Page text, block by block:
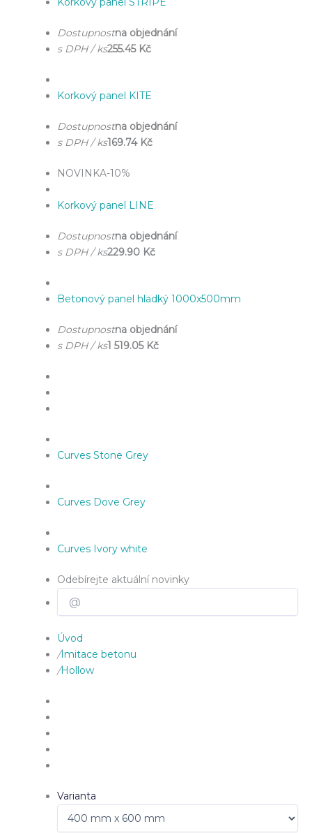
Dostupnostna objednání
s DPH / ks255.45 Kč
Korkový panel KITE
Dostupnostna objednání
s DPH / ks169.74 Kč
NOVINKA-10%
Korkový panel LINE
Dostupnostna objednání
s DPH / ks229.90 Kč
Betonový panel hladký 1000x500mm
Dostupnostna objednání
s DPH / ks1 519.05 Kč
Curves Stone Grey
Curves Dove Grey
Curves Ivory white
Odebírejte aktuální novinky
Úvod
/Imitace betonu
/Hollow
Varianta